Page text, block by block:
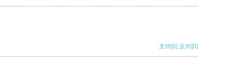
支持[0] 反对[0]